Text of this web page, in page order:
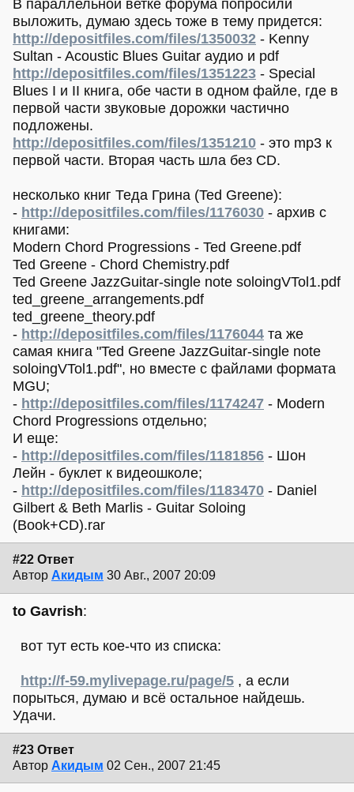
В параллельной ветке форума попросили
выложить, думаю здесь тоже в тему придется:
http://depositfiles.com/files/1350032 - Kenny
Sultan - Acoustic Blues Guitar аудио и pdf
http://depositfiles.com/files/1351223 - Special
Blues I и II книга, обе части в одном файле, где в
первой части звуковые дорожки частично
подложены.
http://depositfiles.com/files/1351210 - это mp3 к
первой части. Вторая часть шла без CD.
несколько книг Теда Грина (Ted Greene):
- http://depositfiles.com/files/1176030 - архив с
книгами:
Modern Chord Progressions - Ted Greene.pdf
Ted Greene - Chord Chemistry.pdf
Ted Greene JazzGuitar-single note soloingVTol1.pdf
ted_greene_arrangements.pdf
ted_greene_theory.pdf
- http://depositfiles.com/files/1176044 та же
самая книга "Ted Greene JazzGuitar-single note
soloingVTol1.pdf", но вместе с файлами формата
MGU;
- http://depositfiles.com/files/1174247 - Modern
Chord Progressions отдельно;
И еще:
- http://depositfiles.com/files/1181856 - Шон
Лейн - буклет к видеошколе;
- http://depositfiles.com/files/1183470 - Daniel
Gilbert & Beth Marlis - Guitar Soloing
(Book+CD).rar
#22 Ответ
Автор Акидым 30 Авг., 2007 20:09
to Gavrish:
вот тут есть кое-что из списка:
http://f-59.mylivepage.ru/page/5 , а если
порыться, думаю и всё остальное найдешь.
Удачи.
#23 Ответ
Автор Акидым 02 Сен., 2007 21:45